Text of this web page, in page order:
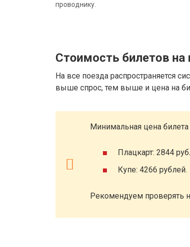
проводнику.
Стоимость билетов
На все поезда распространяется
выше спрос, тем выше и цена на
Минимальная цена билета
Плацкарт: 2844
Купе: 4266 рублей.
Рекомендуем проверять